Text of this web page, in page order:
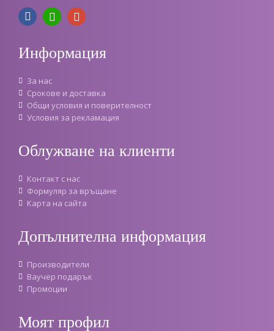
Информация
За нас
Срокове и доставка
Oбщи условия и поверителност
Условия за рекламация
Облужване на клиенти
Контакт с нас
Формуляр за връщане
Карта на сайта
Допълнителна информация
Производители
Ваучер подарък
Промоции
Моят профил